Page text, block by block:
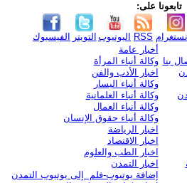
تابعونا على:
الفيسبوك التويتر اليوتيوب RSS
بنا
أخبار عامة
وكالة أنباء المرأة
اخبار الأدب والفن
وكالة أنباء اليسار
وكالة أنباء العلمانية
وكالة أنباء العمال
وكالة أنباء حقوق الإنسان
اخبار الرياضة
اخبار الاقتصاد
اخبار الطب والعلوم
اخبار التمدن
إضافة يوتيوب-فلم إلى يوتيوب التمدن